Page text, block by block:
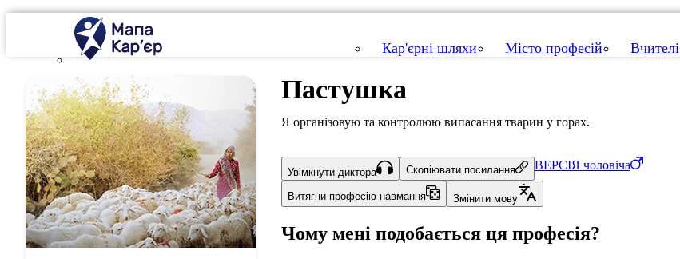
Кар'єрні шляхи Місто професій Вчителі
Пастушка
Я організовую та контролюю випасання тварин у горах.
Увімкнути диктора Скопіювати посилання ВЕРСІЯ чоловіча
Витягни професію навмання Змінити мову
Чому мені подобається ця професія?